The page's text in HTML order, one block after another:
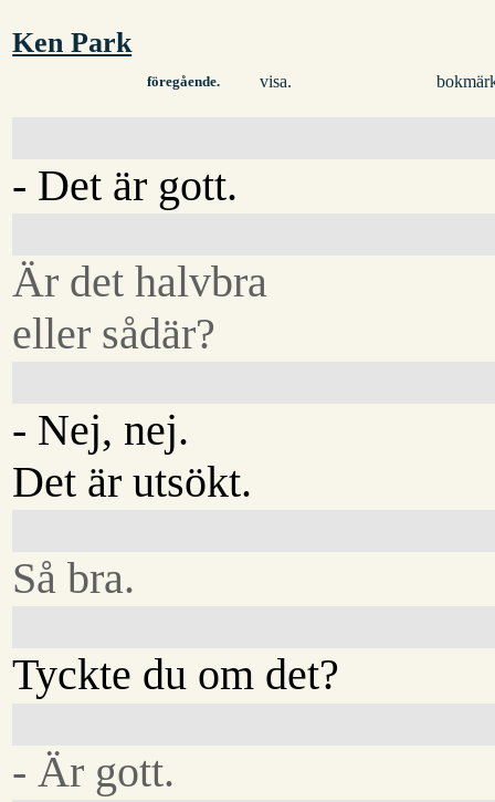
Ken Park
föregående. visa.
- Det är gott.
Är det halvbra
eller sådär?
- Nej, nej.
Det är utsökt.
Så bra.
Tyckte du om det?
- Är gott.